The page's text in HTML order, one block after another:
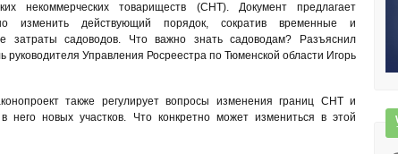
некоммерческих товариществ (СНТ). Документ предлагает
изменить действующий порядок, сократив временные и
затраты садоводов. Что важно знать садоводам? Разъяснил
руководителя Управления Росреестра по Тюменской области Игорь
также регулирует вопросы изменения границ СНТ и
него новых участков. Что конкретно может измениться в этой